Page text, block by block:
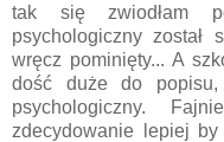
tak się zwiodłam
psychologiczny został
wręcz pominięty... A
dość duże do
psychologiczny.
zdecydowanie lepiej